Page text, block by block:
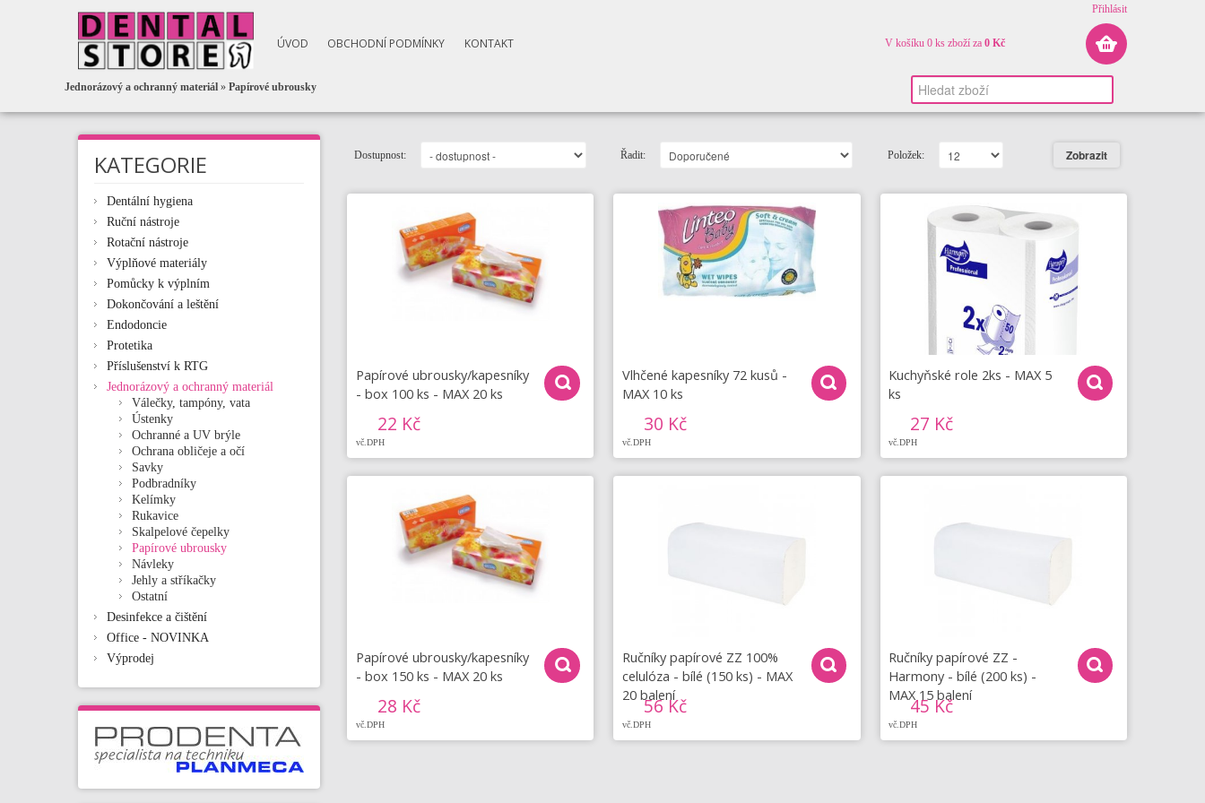
Přihlásit
ÚVOD OBCHODNÍ PODMÍNKY KONTAKT V košíku 0 ks zboží za 0 Kč
Jednorázový a ochranný materiál » Papírové ubrousky
Dostupnost: Řadit: Položek:
Papírové ubrousky/kapesníky
- box 100 ks - MAX 20 ks
22 Kč
vč.DPH
Vlhčené kapesníky 72 kusů -
MAX 10 ks
30 Kč
vč.DPH
Kuchyňské role 2ks - MAX 5
ks
27 Kč
vč.DPH
Papírové ubrousky/kapesníky
- box 150 ks - MAX 20 ks
28 Kč
vč.DPH
Ručníky papírové ZZ 100%
celulóza - bílé (150 ks) - MAX
20 balení
56 Kč
vč.DPH
Ručníky papírové ZZ -
Harmony - bílé (200 ks) -
MAX 15 balení
45 Kč
vč.DPH
KATEGORIE
Dentální hygiena
Ruční nástroje
Rotační nástroje
Výplňové materiály
Pomůcky k výplním
Dokončování a leštění
Endodoncie
Protetika
Příslušenství k RTG
Jednorázový a ochranný materiál
Válečky, tampóny, vata
Ústenky
Ochranné a UV brýle
Ochrana obličeje a očí
Savky
Podbradníky
Kelímky
Rukavice
Skalpelové čepelky
Papírové ubrousky
Návleky
Jehly a stříkačky
Ostatní
Desinfekce a čištění
Office - NOVINKA
Výprodej